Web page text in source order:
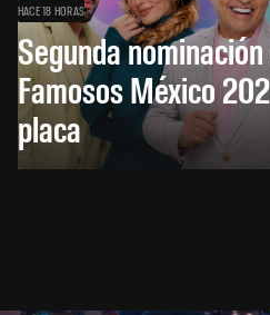
HACE 18 HORAS
Segunda
Famosos México
placa